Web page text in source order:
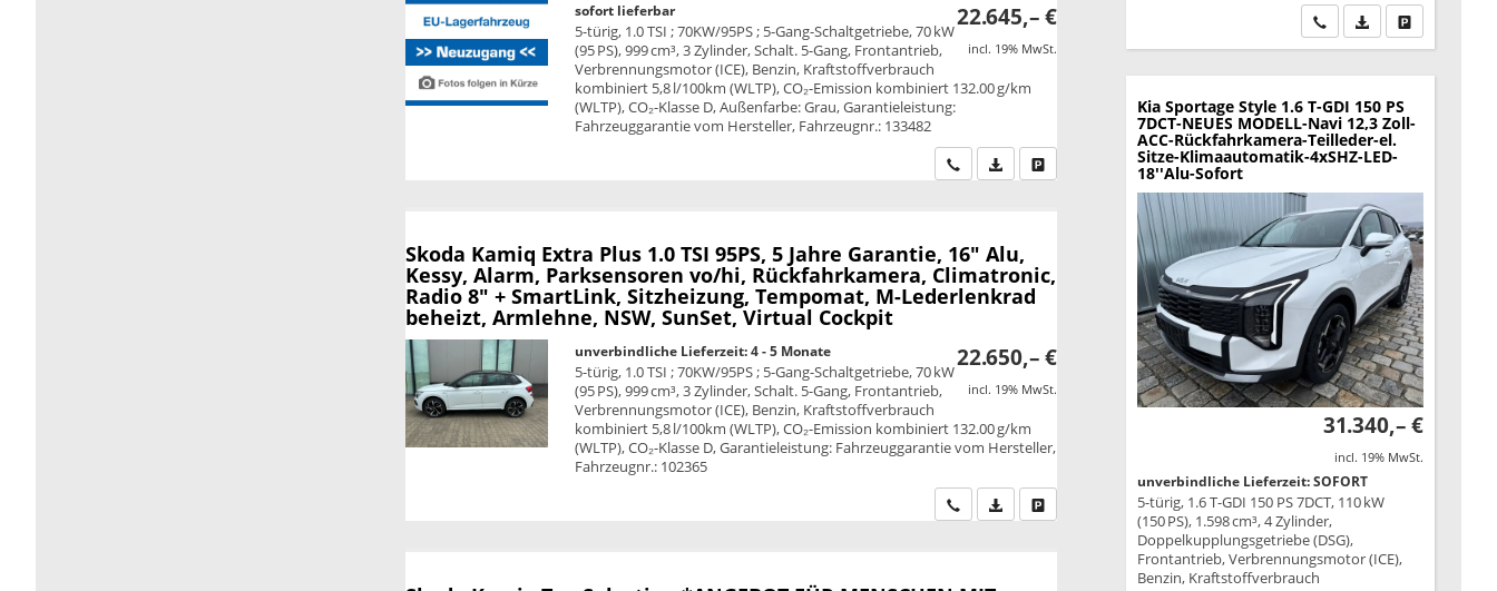
22.645,– €
incl. 19% MwSt.
sofort lieferbar
5-türig, 1.0 TSI ; 70KW/95PS ; 5-Gang-Schaltgetriebe, 70 kW
(95 PS), 999 cm³, 3 Zylinder, Schalt. 5-Gang, Frontantrieb,
Verbrennungsmotor (ICE), Benzin, Kraftstoffverbrauch
kombiniert 5,8 l/100km (WLTP), CO₂-Emission kombiniert 132.00 g/km
(WLTP), CO₂-Klasse D, Außenfarbe: Grau, Garantieleistung:
Fahrzeuggarantie vom Hersteller, Fahrzeugnr.: 133482
Wir rufen Sie anPDF-Datei, Fahrzeugexposé drucken
Drucken, parken oder vergleichen
Skoda Kamiq Extra Plus 1.0 TSI 95PS, 5 Jahre Garantie, 16" Alu,
Kessy, Alarm, Parksensoren vo/hi, Rückfahrkamera, Climatronic,
Radio 8" + SmartLink, Sitzheizung, Tempomat, M-Lederlenkrad
beheizt, Armlehne, NSW, SunSet, Virtual Cockpit
22.650,– €
incl. 19% MwSt.
unverbindliche Lieferzeit: 4 - 5 Monate
5-türig, 1.0 TSI ; 70KW/95PS ; 5-Gang-Schaltgetriebe, 70 kW
(95 PS), 999 cm³, 3 Zylinder, Schalt. 5-Gang, Frontantrieb,
Verbrennungsmotor (ICE), Benzin, Kraftstoffverbrauch
kombiniert 5,8 l/100km (WLTP), CO₂-Emission kombiniert 132.00 g/km
(WLTP), CO₂-Klasse D, Garantieleistung: Fahrzeuggarantie vom Hersteller,
Fahrzeugnr.: 102365
Wir rufen Sie anPDF-Datei, Fahrzeugexposé drucken
Drucken, parken oder vergleichen
Wir rufen Sie an
PDF-Datei,Drucken,
Kia Sportage Style 1.6 T-GDI 150 PS
7DCT-NEUES MODELL-Navi 12,3 Zoll-
ACC-Rückfahrkamera-Teilleder-el.
Sitze-Klimaautomatik-4xSHZ-LED-
18''Alu-Sofort
31.340,– €
incl. 19% MwSt.
unverbindliche Lieferzeit: SOFORT
5-türig, 1.6 T-GDI 150 PS 7DCT, 110 kW
(150 PS), 1.598 cm³, 4 Zylinder,
Doppelkupplungsgetriebe (DSG),
Frontantrieb, Verbrennungsmotor (ICE),
Benzin, Kraftstoffverbrauch